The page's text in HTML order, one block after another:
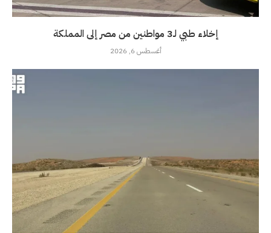
إخلاء طبي لـ3 مواطنين من مصر إلى المملكة
أغسطس 6, 2026